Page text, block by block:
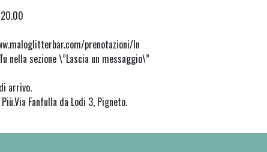
prenotazioni/In
nella sezione \”Lascia un messaggio\”
arrivo.
Fanfulla da Lodi 3, Pigneto.